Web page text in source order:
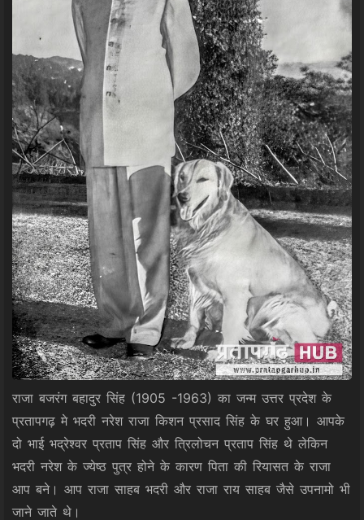
राजा बजरंग बहादुर सिंह (1905 -1963) का जन्म उत्तर प्रदेश के
प्रतापगढ़ मे भदरी नरेश राजा किशन प्रसाद सिंह के घर हुआ। आपके
दो भाई भद्रेश्वर प्रताप सिंह और त्रिलोचन प्रताप सिंह थे लेकिन
भदरी नरेश के ज्येष्ठ पुत्र होने के कारण पिता की रियासत के राजा
आप बने। आप राजा साहब भदरी और राजा राय साहब जैसे उपनामो भी
जाने जाते थे।